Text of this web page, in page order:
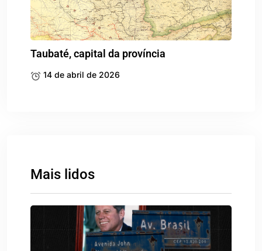
Taubaté, capital da província
14 de abril de 2026
Mais lidos